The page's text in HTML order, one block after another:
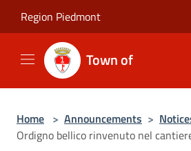
Region Piedmont
Town of
Home > Announcements >
Ordigno bellico rinvenuto nel